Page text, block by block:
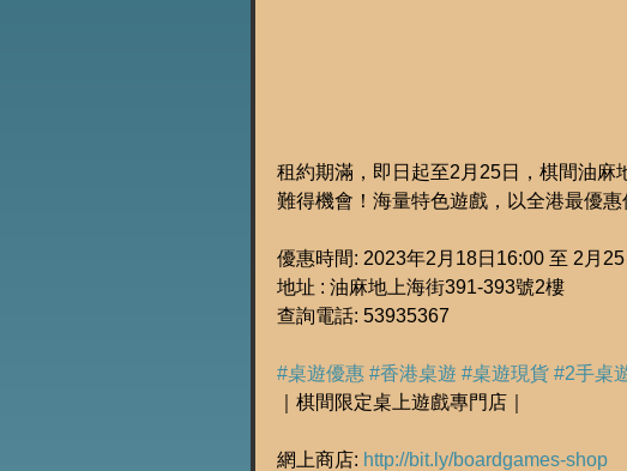
租約期滿，即日起至2月25日，棋間油麻
難得機會！海量特色遊戲，以全港最優惠
優惠時間: 2023年2月18日16:00 至 2月
地址 : 油麻地上海街391-393號2樓
查詢電話: 53935367
#桌遊優惠 #香港桌遊 #桌遊現貨 #2手桌
｜棋間限定桌上遊戲專門店｜
網上商店: http://bit.ly/boardgames-shop